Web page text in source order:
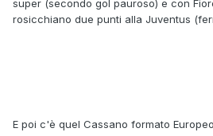
super (secondo gol pauroso) e con
rosicchiano due punti alla Juventus
E poi c'è quel Cassano formato